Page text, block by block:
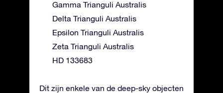
Gamma Trianguli Australis
Delta Trianguli Australis
Epsilon Trianguli Australis
Zeta Trianguli Australis
HD 133683
Dit zijn enkele van de deep-sky objecten